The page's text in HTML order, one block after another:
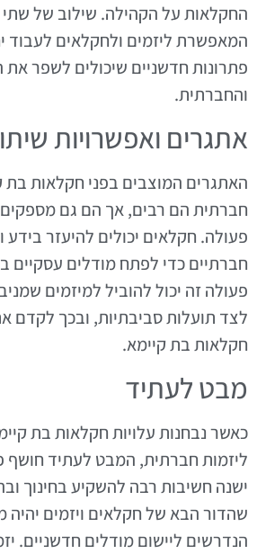
החקלאות על הקהילה. שילוב של שתי
המאפשרת ליזמים ולחקלאים לעבוד
פתרונות חדשניים שיכולים לשפר את
והחברתית.
אתגרים ואפשרויות
האתגרים המוצבים בפני חקלאות בת
חברתית הם רבים, אך הם גם מספקים
פעולה. חקלאים יכולים להיעזר בידע
חברתיים כדי לפתח מודלים עסקיים
פעולה זה יכול להוביל למיזמים
לצד תועלות סביבתיות, ובכך
חקלאות בת קיימא.
מבט לעתיד
כאשר נבחנות עלויות חקלאות בת
ליזמות חברתית, המבט לעתיד חושף
ישנה חשיבות רבה להשקיע בחינוך
שהדור הבא של חקלאים ויזמים יהיה
הנדרשים ליישום מודלים חדשניים.